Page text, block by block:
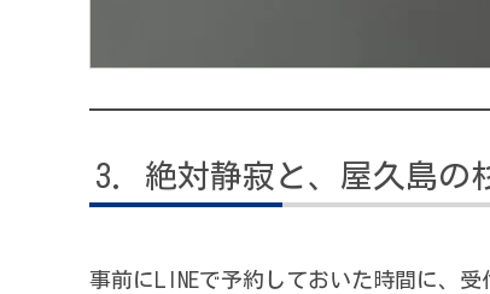
絶対静寂と、屋久島の
事前にLINEで予約しておいた時間に、受